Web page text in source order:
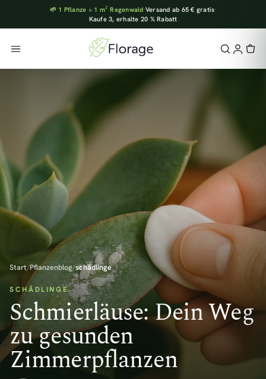
🌱 1 Pflanze = 1 m² Regenwald·Versand ab 65 € gratis·
Kaufe 3, erhalte 20 % Rabatt
Start/Pflanzenblog/schädlinge
SCHÄDLINGE
Schmierläuse: Dein Weg
zu gesunden
Zimmerpflanzen